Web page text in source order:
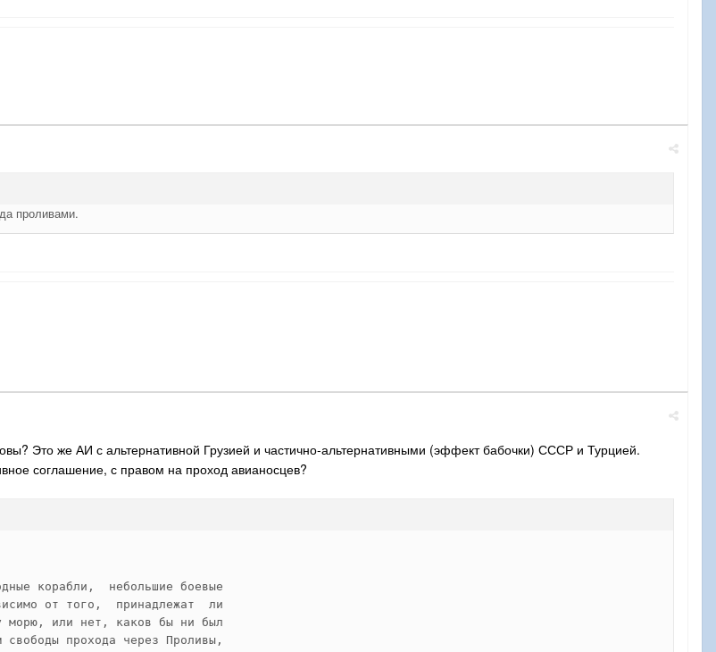
проливами.
Это же АИ с альтернативной Грузией и частично-альтернативными (эффект бабочки) СССР и Турцией.
соглашение, с правом на проход авианосцев?
корабли,  небольшие боевые
от того,  принадлежат  ли
морю, или нет, каков бы ни был
прохода через Проливы,